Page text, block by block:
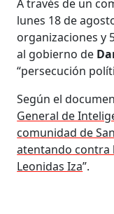
A través de un
lunes 18 de
organizaciones y
al gobierno de
“persecución
Según el
General de
comunidad de
atentando contra
Leonidas Iza”.